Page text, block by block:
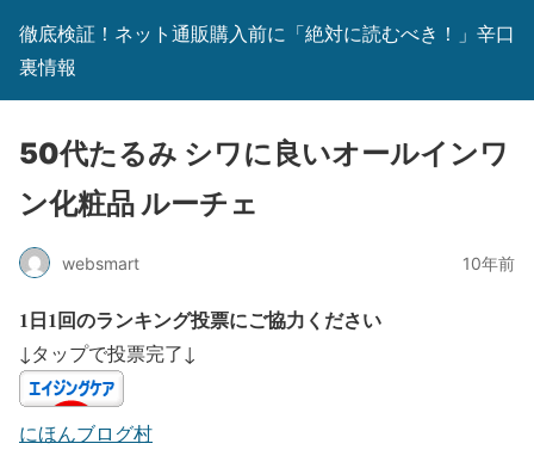
徹底検証！ネット通販購入前に「絶対に読むべき！」辛口
裏情報
50代たるみ シワに良いオールインワ
ン化粧品 ルーチェ
websmart 10年前
1日1回のランキング投票にご協力ください
↓タップで投票完了↓
にほんブログ村